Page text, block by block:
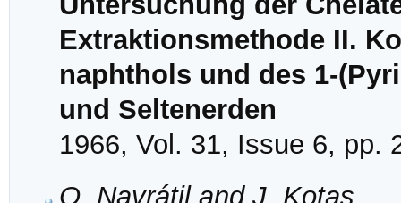
Extraktionsmethode II.
naphthols und des 1-
und Seltenerden
1966, Vol. 31, Issue 6, pp.
O. Navrátil and J. Kotas